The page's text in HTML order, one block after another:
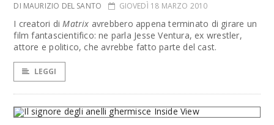
DI MAURIZIO DEL SANTO GIOVEDÌ 18 MARZO 2010
I creatori diMatrix avrebbero appena terminato di girare un
film fantascientifico: ne parla Jesse Ventura, ex wrestler,
attore e politico, che avrebbe fatto parte del cast.
LEGGI